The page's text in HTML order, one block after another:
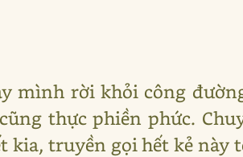
mình rời khỏi công
thực phiền phức.
kia, truyền gọi hết kẻ này